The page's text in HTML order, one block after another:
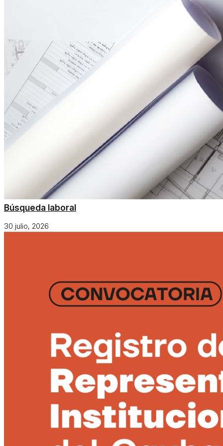
Búsqueda laboral
30 julio, 2026